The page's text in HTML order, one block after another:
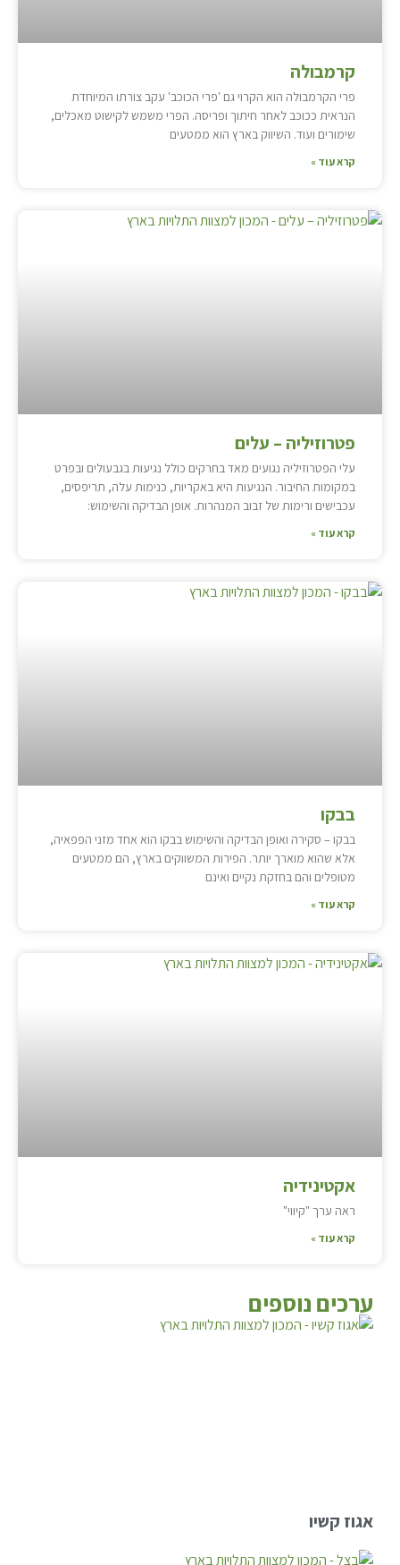
קרמבולה
פרי הקרמבולה הוא הקרוי גם 'פרי הכוכב' עקב צורתו המיוחדת
הנראית ככוכב לאחר חיתוך ופריסה. הפרי משמש לקישוט מאכלים,
שימורים ועוד. השיווק בארץ הוא ממטעים
קרא עוד »
פטרוזיליה – עלים
עלי הפטרוזיליה נגועים מאד בחרקים כולל נגיעות בגבעולים ובפרט
במקומות החיבור. הנגיעות היא באקריות, כנימות עלה, תריפסים,
עכבישים ורימות של זבוב המנהרות. אופן הבדיקה והשימוש:
קרא עוד »
בבקו
בבקו – סקירה ואופן הבדיקה והשימוש בבקו הוא אחד מזני הפפאיה,
אלא שהוא מוארך יותר. הפירות המשווקים בארץ, הם ממטעים
מטופלים והם בחזקת נקיים ואינם
קרא עוד »
אקטינידיה
ראה ערך "קיווי"
קרא עוד »
ערכים נוספים
אגוז קשיו